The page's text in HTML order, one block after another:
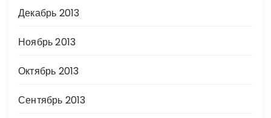
Декабрь 2013
Ноябрь 2013
Октябрь 2013
Сентябрь 2013